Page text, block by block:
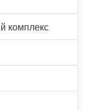
комплекс